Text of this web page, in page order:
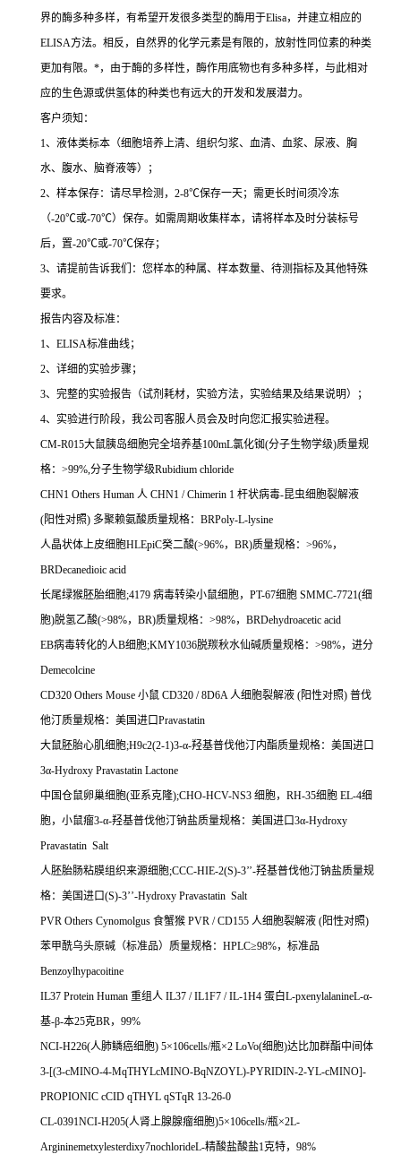
界的酶多种多样，有希望开发很多类型的酶用于Elisa，并建立相应的
ELISA方法。相反，自然界的化学元素是有限的，放射性同位素的种类
更加有限。 *，由于酶的多样性，酶作用底物也有多种多样，与此相对
应的生色源或供氢体的种类也有远大的开发和发展潜力。
客户须知：
1、液体类标本（细胞培养上清、组织匀浆、血清、血浆、尿液、胸
水、腹水、脑脊液等）；
2、样本保存：请尽早检测， 2-8℃保存一天；需更长时间须冷冻
（-20℃或-70℃）保存。如需周期收集样本，请将样本及时分装标号
后，置-20℃或-70℃保存；
3、请提前告诉我们：您样本的种属、样本数量、待测指标及其他特殊
要求。
报告内容及标准：
1、 ELISA标准曲线；
2、详细的实验步骤；
3、完整的实验报告（试剂耗材，实验方法，实验结果及结果说明）；
4、实验进行阶段，我公司客服人员会及时向您汇报实验进程。
CM-R015大鼠胰岛细胞完全培养基100mL氯化铷(分子生物学级)质量规
格： >99%,分子生物学级Rubidium chloride
CHN1 Others Human 人 CHN1 / Chimerin 1 杆状病毒-昆虫细胞裂解液
(阳性对照) 多聚赖氨酸质量规格： BRPoly-L-lysine
人晶状体上皮细胞HLEpiC癸二酸(>96%， BR)质量规格： >96%，
BRDecanedioic acid
长尾绿猴胚胎细胞;4179 病毒转染小鼠细胞， PT-67细胞 SMMC-7721(细
胞)脱氢乙酸(>98%， BR)质量规格： >98%， BRDehydroacetic acid
EB病毒转化的人B细胞;KMY1036脱羰秋水仙碱质量规格： >98%，进分
Demecolcine
CD320 Others Mouse 小鼠 CD320 / 8D6A人细胞裂解液 (阳性对照) 普伐
他汀质量规格：美国进口Pravastatin
大鼠胚胎心肌细胞;H9c2(2-1)3-α-羟基普伐他汀内酯质量规格：美国进口
3α-Hydroxy Pravastatin Lactone
中国仓鼠卵巢细胞(亚系克隆);CHO-HCV-NS3 细胞， RH-35细胞 EL-4细
胞，小鼠瘤3-α-羟基普伐他汀钠盐质量规格：美国进口3α-Hydroxy
Pravastatin Salt
人胚胎肠粘膜组织来源细胞;CCC-HIE-2(S)-3’’-羟基普伐他汀钠盐质量规
格：美国进口(S)-3’’-Hydroxy Pravastatin Salt
PVR Others Cynomolgus 食蟹猴 PVR / CD155 人细胞裂解液 (阳性对照)
苯甲酰乌头原碱（标准品）质量规格： HPLC≥98%，标准品
Benzoylhypacoitine
IL37 Protein Human 重组人 IL37 / IL1F7 / IL-1H4 蛋白L-pxenylalanineL-α-
基-β-本25克BR， 99%
NCI-H226(人肺鳞癌细胞) 5×106cells/瓶×2 LoVo(细胞)达比加群酯中间体
3-[(3-cMINO-4-MqTHYLcMINO-BqNZOYL)-PYRIDIN-2-YL-cMINO]-
PROPIONIC cCID qTHYL qSTqR 13-26-0
CL-0391NCI-H205(人肾上腺腺瘤细胞)5×106cells/瓶×2L-
Argininemetxylesterdixy7nochlorideL-精酸盐酸盐1克特， 98%